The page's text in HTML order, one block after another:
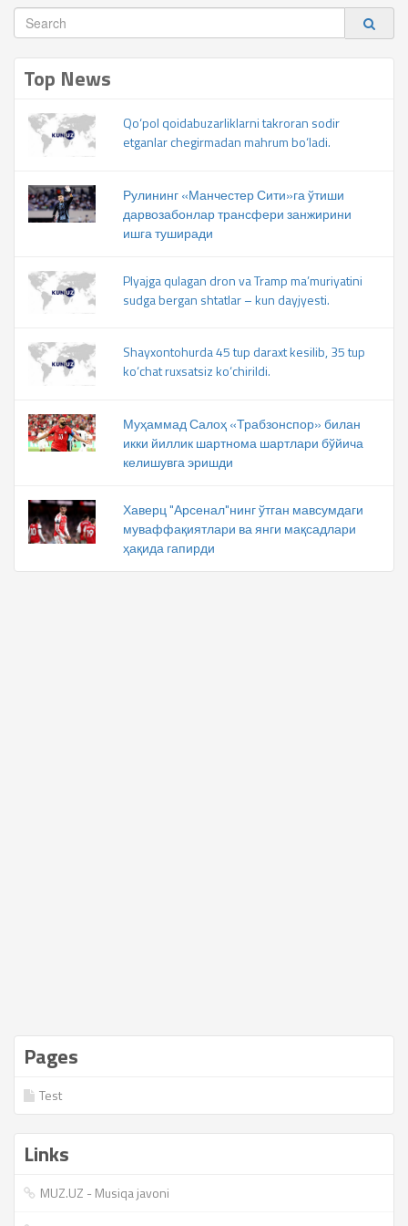
Top News
Qo‘pol qoidabuzarliklarni takroran sodir
etganlar chegirmadan mahrum bo‘ladi.
Рулининг «Манчестер Сити»га ўтиши
дарвозабонлар трансфери занжирини
ишга туширади
Plyajga qulagan dron va Tramp ma’muriyatini
sudga bergan shtatlar – kun dayjyesti.
Shayxontohurda 45 tup daraxt kesilib, 35 tup
ko‘chat ruxsatsiz ko‘chirildi.
Муҳаммад Салоҳ «Трабзонспор» билан
икки йиллик шартнома шартлари бўйича
келишувга эришди
Хаверц "Арсенал"нинг ўтган мавсумдаги
муваффақиятлари ва янги мақсадлари
ҳақида гапирди
Pages
Test
Links
MUZ.UZ - Musiqa javoni